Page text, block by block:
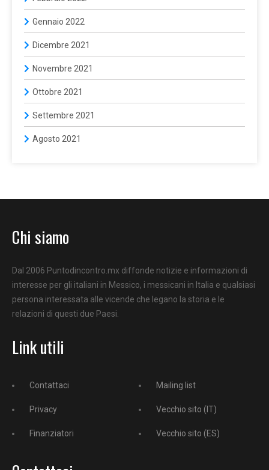
Gennaio 2022
Dicembre 2021
Novembre 2021
Ottobre 2021
Settembre 2021
Agosto 2021
Chi siamo
Dal 2006 Puntodincontro.mx diffonde notizie e informazioni di
interesse per gli italiani in Messico, i messicani in Italia e qualsiasi
persona interessata alle vicende che legano la storia e le
relazioni di questi due Paesi.
Link utili
Contattaci
Privacy
Finanziatori
Mailing list
Vecchio sito (IT)
Vecchio sito (ES)